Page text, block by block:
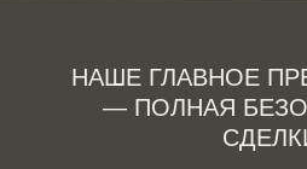
НАШЕ ГЛАВНОЕ
— ПОЛНАЯ